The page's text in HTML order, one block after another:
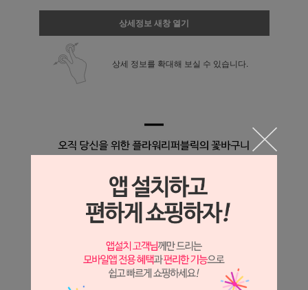
상세정보 새창 열기
상세 정보를 확대해 보실 수 있습니다.